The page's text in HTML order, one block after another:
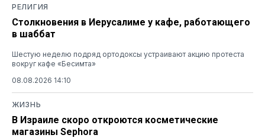
РЕЛИГИЯ
Столкновения в Иерусалиме у кафе, работающего
в шаббат
Шестую неделю подряд ортодоксы устраивают акцию протеста
вокруг кафе «Бесимта»
08.08.2026 14:10
ЖИЗНЬ
В Израиле скоро откроются косметические
магазины Sephora